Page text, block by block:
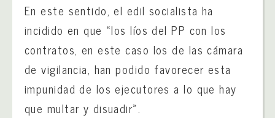
En este sentido, el edil socialista ha
incidido en que «los líos del PP con los
contratos, en este caso los de las cámara
de vigilancia, han podido favorecer esta
impunidad de los ejecutores a lo que hay
que multar y disuadir».